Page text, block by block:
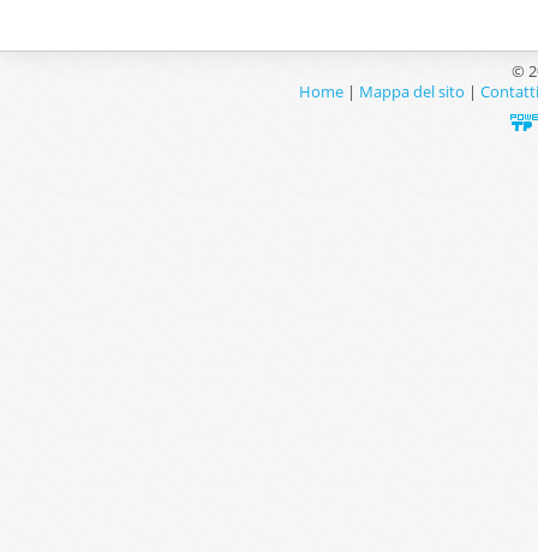
©
Home | Mappa del sito | Contatti